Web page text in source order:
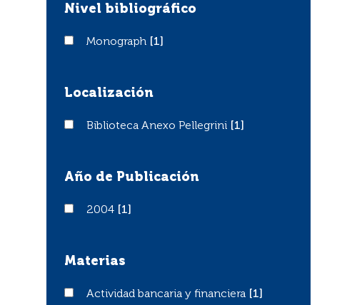
Nivel bibliográfico
Monograph
Monograph [1]
Localización
Biblioteca Anexo Pellegrini
Biblioteca Anexo Pellegrini [1]
Año de Publicación
20042004 [1]
Materias
Actividad bancaria y financiera
Actividad bancaria y financiera [1]